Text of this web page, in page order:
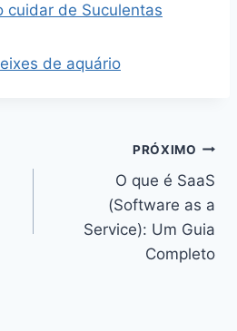
cuidar de Suculentas
de aquário
PRÓXIMO
O que é SaaS
(Software as a
Service): Um Guia
Completo